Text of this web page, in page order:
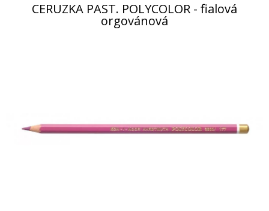
CERUZKA PAST. POLYCOLOR - fialová
orgovánová